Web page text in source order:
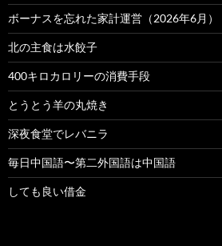
ボーナスを忘れた家計運営（2026年6月）
北の主食は水餃子
400キロカロリーの消費手段
とうとう羊の丸焼き
深夜食堂でレバニラ
毎日中国語〜第二外国語は中国語
しても良い借金